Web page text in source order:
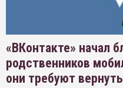
«ВКонтакте» начал
родственников
они требуют